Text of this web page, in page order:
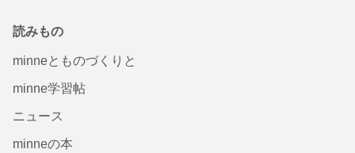
読みもの
minneとものづくりと
minne学習帖
ニュース
minneの本